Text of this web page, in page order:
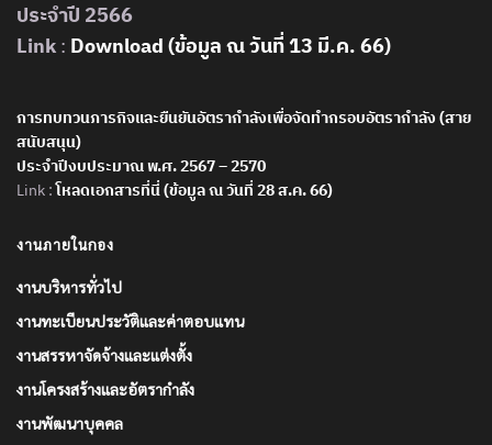
ประจำปี 2566
Link : Download (ข้อมูล ณ วันที่ 13 มี.ค. 66)
การทบทวนภารกิจและยืนยันอัตรากำลังเพื่อจัดทำกรอบอัตรากำลัง (สาย
สนับสนุน)
ประจำปีงบประมาณ พ.ศ. 2567 – 2570
Link : โหลดเอกสารที่นี่ (ข้อมูล ณ วันที่ 28 ส.ค. 66)
งานภายในกอง
งานบริหารทั่วไป
งานทะเบียนประวัติและค่าตอบแทน
งานสรรหาจัดจ้างและแต่งตั้ง
งานโครงสร้างและอัตรากำลัง
งานพัฒนาบุคคล